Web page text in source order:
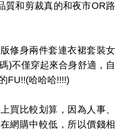
質和剪裁真的和夜市OR路
修身兩件套連衣裙套裝女
)不僅穿起來合身舒適，自
FU!!(哈哈哈!!!!)
買比較划算，因為人事、
網購中較低，所以價錢相